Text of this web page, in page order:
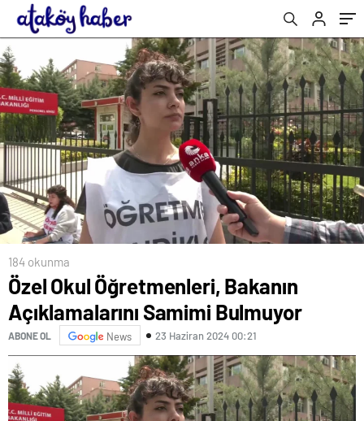
184 okunma
Özel Okul Öğretmenleri, Bakanın
Açıklamalarını Samimi Bulmuyor
ABONE OL News 23 Haziran 2024 00:21